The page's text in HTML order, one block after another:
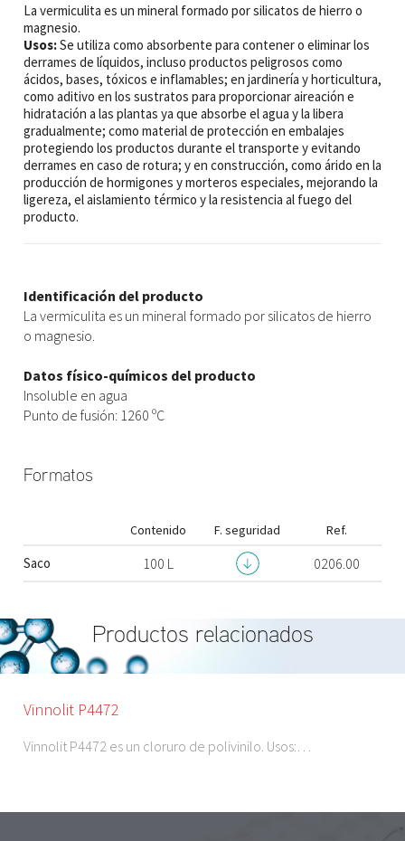
La vermiculita es un mineral formado por silicatos de hierro o
magnesio.
Usos:Se utiliza como absorbente para contener o eliminar los
derrames de líquidos, incluso productos peligrosos como
ácidos, bases, tóxicos e inflamables; en jardinería y horticultura,
como aditivo en los sustratos para proporcionar aireación e
hidratación a las plantas ya que absorbe el agua y la libera
gradualmente; como material de protección en embalajes
protegiendo los productos durante el transporte y evitando
derrames en caso de rotura; y en construcción, como árido en la
producción de hormigones y morteros especiales, mejorando la
ligereza, el aislamiento térmico y la resistencia al fuego del
producto.
Identificación del producto
La vermiculita es un mineral formado por silicatos de hierro
o magnesio.
Datos físico-químicos del producto
Insoluble en agua
Punto de fusión: 1260 ºC
Formatos
Contenido F. seguridad Ref.
Saco 100 L 0206.00
Productos relacionados
Vinnolit P4472
Vinnolit P4472 es un cloruro de polivinilo. Usos:…